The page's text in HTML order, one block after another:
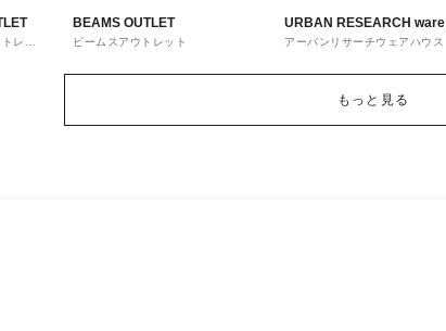
レッ
BEAMS OUTLET
ビームスアウトレット
URBAN RESEARCH ware
house
アーバンリサーチウェアハウス
もっと見る